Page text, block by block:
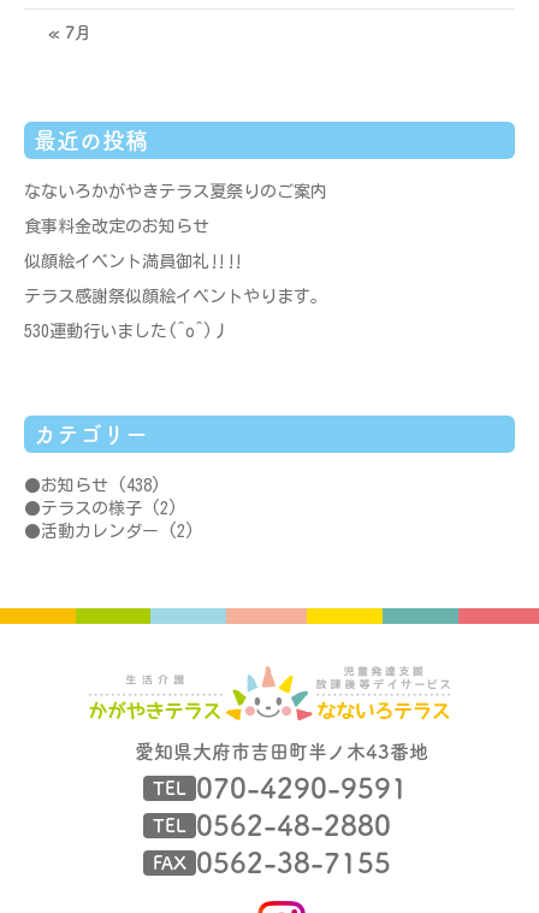
« 7月
最近の投稿
なないろかがやきテラス夏祭りのご案内
食事料金改定のお知らせ
似顔絵イベント満員御礼‼‼
テラス感謝祭似顔絵イベントやります。
530運動行いました(^o^)丿
カテゴリー
お知らせ (438)
テラスの様子 (2)
活動カレンダー (2)
愛知県大府市吉田町半ノ木43番地
TEL 070-4290-9591
TEL 0562-48-2880
FAX 0562-38-7155